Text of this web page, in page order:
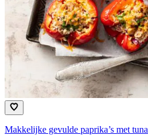
Makkelijke gevulde paprika’s met